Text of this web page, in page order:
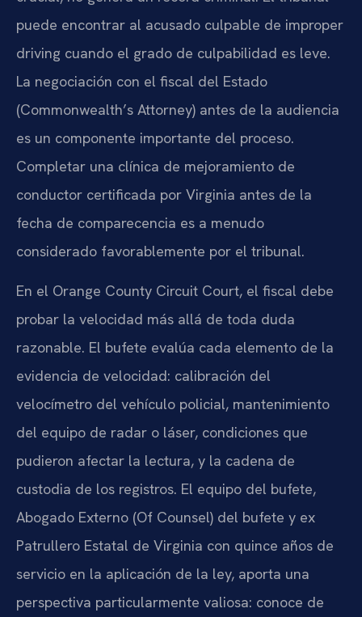
puede encontrar al acusado culpable de improper
driving cuando el grado de culpabilidad es leve.
La negociación con el fiscal del Estado
(Commonwealth’s Attorney) antes de la audiencia
es un componente importante del proceso.
Completar una clínica de mejoramiento de
conductor certificada por Virginia antes de la
fecha de comparecencia es a menudo
considerado favorablemente por el tribunal.
En el Orange County Circuit Court, el fiscal debe
probar la velocidad más allá de toda duda
razonable. El bufete evalúa cada elemento de la
evidencia de velocidad: calibración del
velocímetro del vehículo policial, mantenimiento
del equipo de radar o láser, condiciones que
pudieron afectar la lectura, y la cadena de
custodia de los registros. El equipo del bufete,
Abogado Externo (Of Counsel) del bufete y ex
Patrullero Estatal de Virginia con quince años de
servicio en la aplicación de la ley, aporta una
perspectiva particularmente valiosa: conoce de